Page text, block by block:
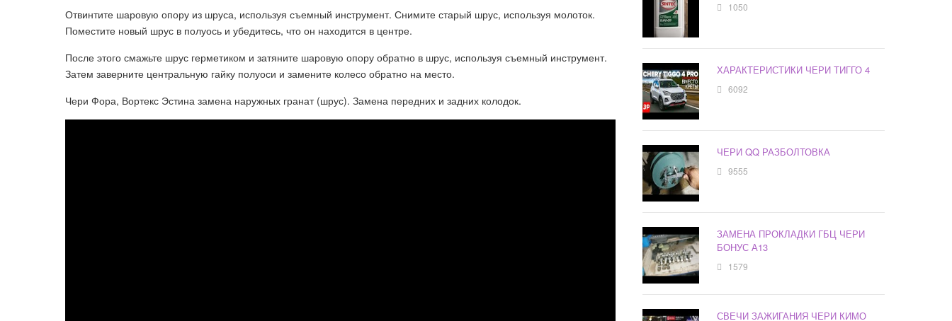
Отвинтите шаровую опору из шруса, используя съемный инструмент. Снимите старый шрус, используя молоток.
Поместите новый шрус в полуось и убедитесь, что он находится в центре.
После этого смажьте шрус герметиком и затяните шаровую опору обратно в шрус, используя съемный инструмент.
Затем заверните центральную гайку полуоси и замените колесо обратно на место.
Чери Фора, Вортекс Эстина замена наружных гранат (шрус). Замена передних и задних колодок.
1050
ХАРАКТЕРИСТИКИ ЧЕРИ ТИГГО 4
6092
ЧЕРИ QQ РАЗБОЛТОВКА
9555
ЗАМЕНА ПРОКЛАДКИ ГБЦ ЧЕРИ
БОНУС А13
1579
СВЕЧИ ЗАЖИГАНИЯ ЧЕРИ КИМО